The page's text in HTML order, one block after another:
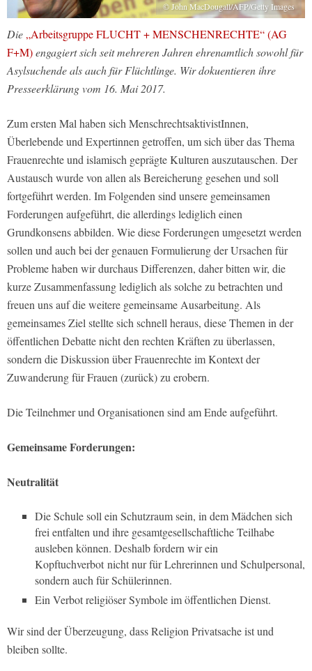
© John MacDougall/AFP/Getty Images
Die„Arbeitsgruppe FLUCHT + MENSCHENRECHTE“ (AG
F+M)engagiert sich seit mehreren Jahren ehrenamtlich sowohl für
Asylsuchende als auch für Flüchtlinge. Wir dokuentieren ihre
Presseerklärung vom 16. Mai 2017.
Zum ersten Mal haben sich MenschrechtsaktivistInnen,
Überlebende und Expertinnen getroffen, um sich über das Thema
Frauenrechte und islamisch geprägte Kulturen auszutauschen. Der
Austausch wurde von allen als Bereicherung gesehen und soll
fortgeführt werden. Im Folgenden sind unsere gemeinsamen
Forderungen aufgeführt, die allerdings lediglich einen
Grundkonsens abbilden. Wie diese Forderungen umgesetzt werden
sollen und auch bei der genauen Formulierung der Ursachen für
Probleme haben wir durchaus Differenzen, daher bitten wir, die
kurze Zusammenfassung lediglich als solche zu betrachten und
freuen uns auf die weitere gemeinsame Ausarbeitung. Als
gemeinsames Ziel stellte sich schnell heraus, diese Themen in der
öffentlichen Debatte nicht den rechten Kräften zu überlassen,
sondern die Diskussion über Frauenrechte im Kontext der
Zuwanderung für Frauen (zurück) zu erobern.
Die Teilnehmer und Organisationen sind am Ende aufgeführt.
Gemeinsame Forderungen:
Neutralität
Die Schule soll ein Schutzraum sein, in dem Mädchen sich
frei entfalten und ihre gesamtgesellschaftliche Teilhabe
ausleben können. Deshalb fordern wir ein
Kopftuchverbot nicht nur für Lehrerinnen und Schulpersonal,
sondern auch für Schülerinnen.
Ein Verbot religiöser Symbole im öffentlichen Dienst.
Wir sind der Überzeugung, dass Religion Privatsache ist und
bleiben sollte.